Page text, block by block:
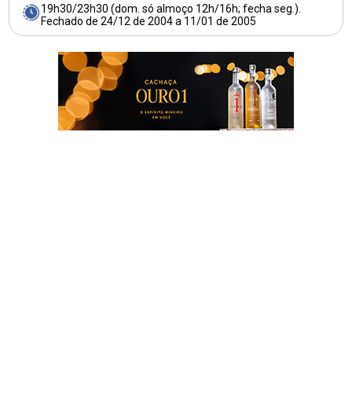
19h30/23h30 (dom. só almoço 12h/16h; fecha seg.).
Fechado de 24/12 de 2004 a 11/01 de 2005